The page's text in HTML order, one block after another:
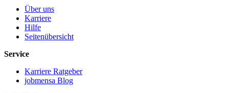
Über uns
Karriere
Hilfe
Seitenübersicht
Service
Karriere Ratgeber
jobmensa Blog